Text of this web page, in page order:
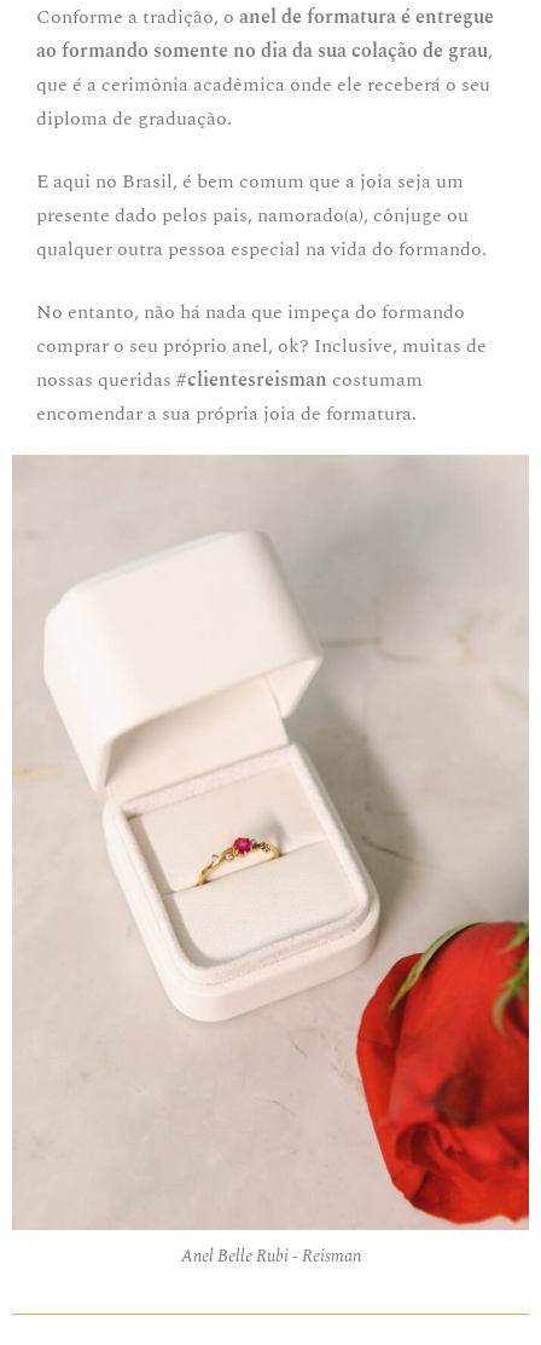
Conforme a tradição, o anel de formatura é entregue
ao formando somente no dia da sua colação de grau,
que é a cerimônia acadêmica onde ele receberá o seu
diploma de graduação.
E aqui no Brasil, é bem comum que a joia seja um
presente dado pelos pais, namorado(a), cônjuge ou
qualquer outra pessoa especial na vida do formando.
No entanto, não há nada que impeça do formando
comprar o seu próprio anel, ok? Inclusive, muitas de
nossas queridas #clientesreisman costumam
encomendar a sua própria joia de formatura.
Anel Belle Rubi - Reisman